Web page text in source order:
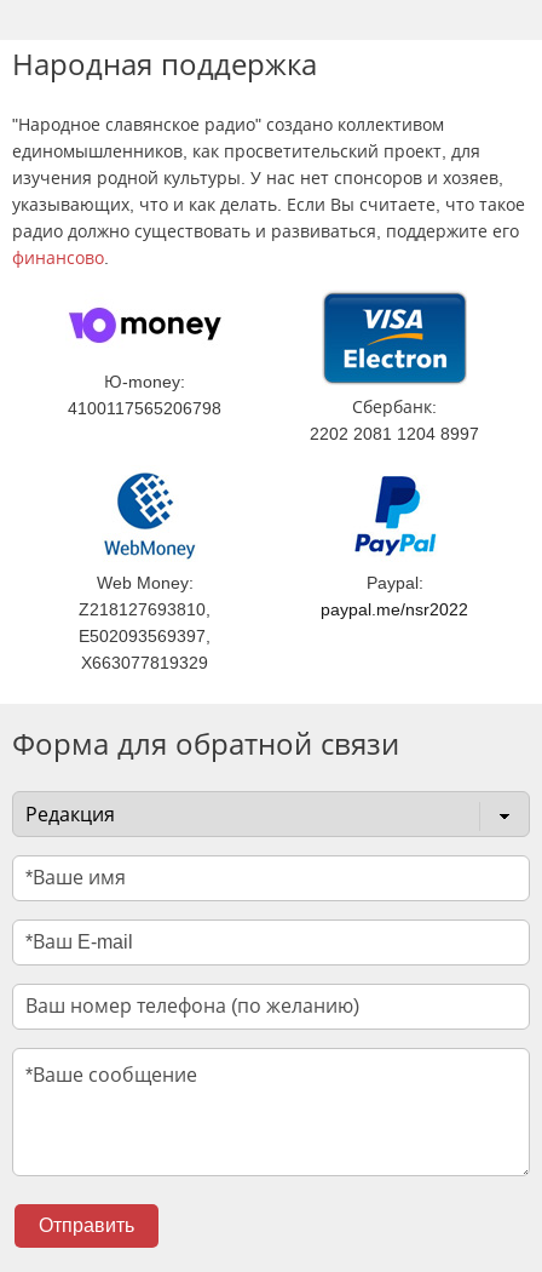
Народная поддержка
"Народное славянское радио" создано коллективом
единомышленников, как просветительский проект, для
изучения родной культуры. У нас нет спонсоров и хозяев,
указывающих, что и как делать. Если Вы считаете, что такое
радио должно существовать и развиваться, поддержите его
финансово.
Ю-money:
4100117565206798
Сбербанк:
2202 2081 1204 8997
Web Money:
Z218127693810,
E502093569397,
X663077819329
Paypal:
paypal.me/nsr2022
Форма для обратной связи
Отправить